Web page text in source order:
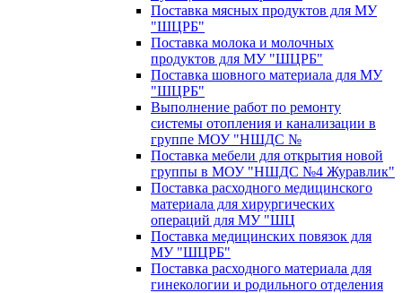
Поставка мясных продуктов для МУ
"ШЦРБ"
Поставка молока и молочных
продуктов для МУ "ШЦРБ"
Поставка шовного материала для МУ
"ШЦРБ"
Выполнение работ по ремонту
системы отопления и канализации в
группе МОУ "НШДС №
Поставка мебели для открытия новой
группы в МОУ "НШДС №4 Журавлик"
Поставка расходного медицинского
материала для хирургических
операций для МУ "ШЦ
Поставка медицинских повязок для
МУ "ШЦРБ"
Поставка расходного материала для
гинекологии и родильного отделения